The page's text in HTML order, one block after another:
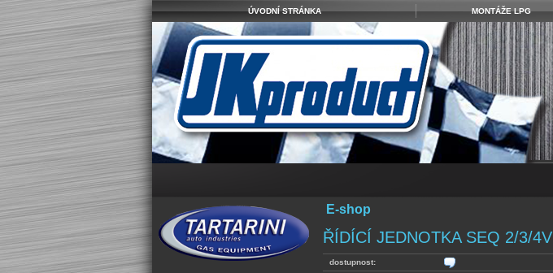
ÚVODNÍ STRÁNKA MONTÁŽE LPG
E-shop
ŘÍDÍCÍ JEDNOTKA SEQ 2/3/4V
dostupnost: